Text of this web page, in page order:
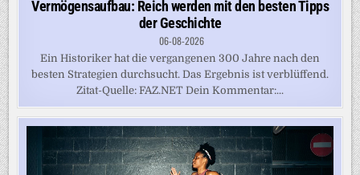
Vermögensaufbau: Reich werden mit den besten Tipps
der Geschichte
06-08-2026
Ein Historiker hat die vergangenen 300 Jahre nach den
besten Strategien durchsucht. Das Ergebnis ist verblüffend.
Zitat-Quelle: FAZ.NET Dein Kommentar:...